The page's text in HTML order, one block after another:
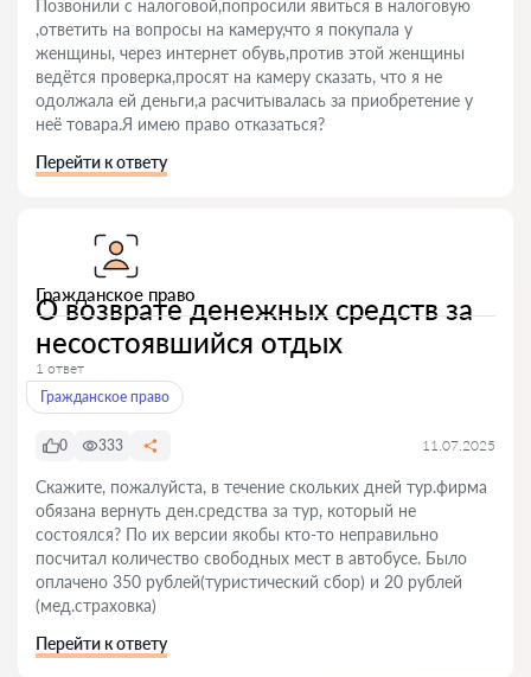
Позвонили с налоговой,попросили явиться в налоговую
,ответить на вопросы на камеру,что я покупала у
женщины, через интернет обувь,против этой женщины
ведётся проверка,просят на камеру сказать, что я не
одолжала ей деньги,а расчитывалась за приобретение у
неё товара.Я имею право отказаться?
Перейти к ответу
Гражданское право
О возврате денежных средств за
несостоявшийся отдых
1 ответ
Гражданское право
0 333 11.07.2025
Скажите, пожалуйста, в течение скольких дней тур.фирма
обязана вернуть ден.средства за тур, который не
состоялся? По их версии якобы кто-то неправильно
посчитал количество свободных мест в автобусе. Было
оплачено 350 рублей(туристический сбор) и 20 рублей
(мед.страховка)
Перейти к ответу